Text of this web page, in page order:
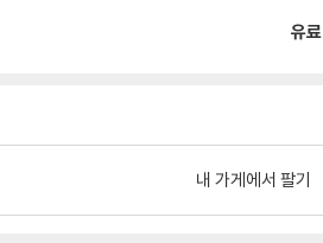
유료
내 가게에서 팔기